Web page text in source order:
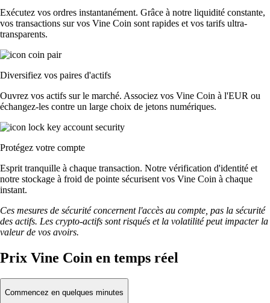
Exécutez vos ordres instantanément. Grâce à notre liquidité constante,
vos transactions sur vos Vine Coin sont rapides et vos tarifs ultra-
transparents.
Diversifiez vos paires d'actifs
Ouvrez vos actifs sur le marché. Associez vos Vine Coin à l'EUR ou
échangez-les contre un large choix de jetons numériques.
Protégez votre compte
Esprit tranquille à chaque transaction. Notre vérification d'identité et
notre stockage à froid de pointe sécurisent vos Vine Coin à chaque
instant.
Ces mesures de sécurité concernent l'accès au compte, pas la sécurité
des actifs. Les crypto-actifs sont risqués et la volatilité peut impacter la
valeur de vos avoirs.
Prix Vine Coin en temps réel
Commencez en quelques minutes